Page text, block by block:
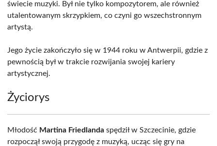
świecie muzyki. Był nie tylko kompozytorem, ale również
utalentowanym skrzypkiem, co czyni go wszechstronnym
artystą.
Jego życie zakończyło się w 1944 roku w Antwerpii, gdzie z
pewnością był w trakcie rozwijania swojej kariery
artystycznej.
Życiorys
Młodość Martina Friedlanda spędził w Szczecinie, gdzie
rozpoczął swoją przygodę z muzyką, ucząc się gry na